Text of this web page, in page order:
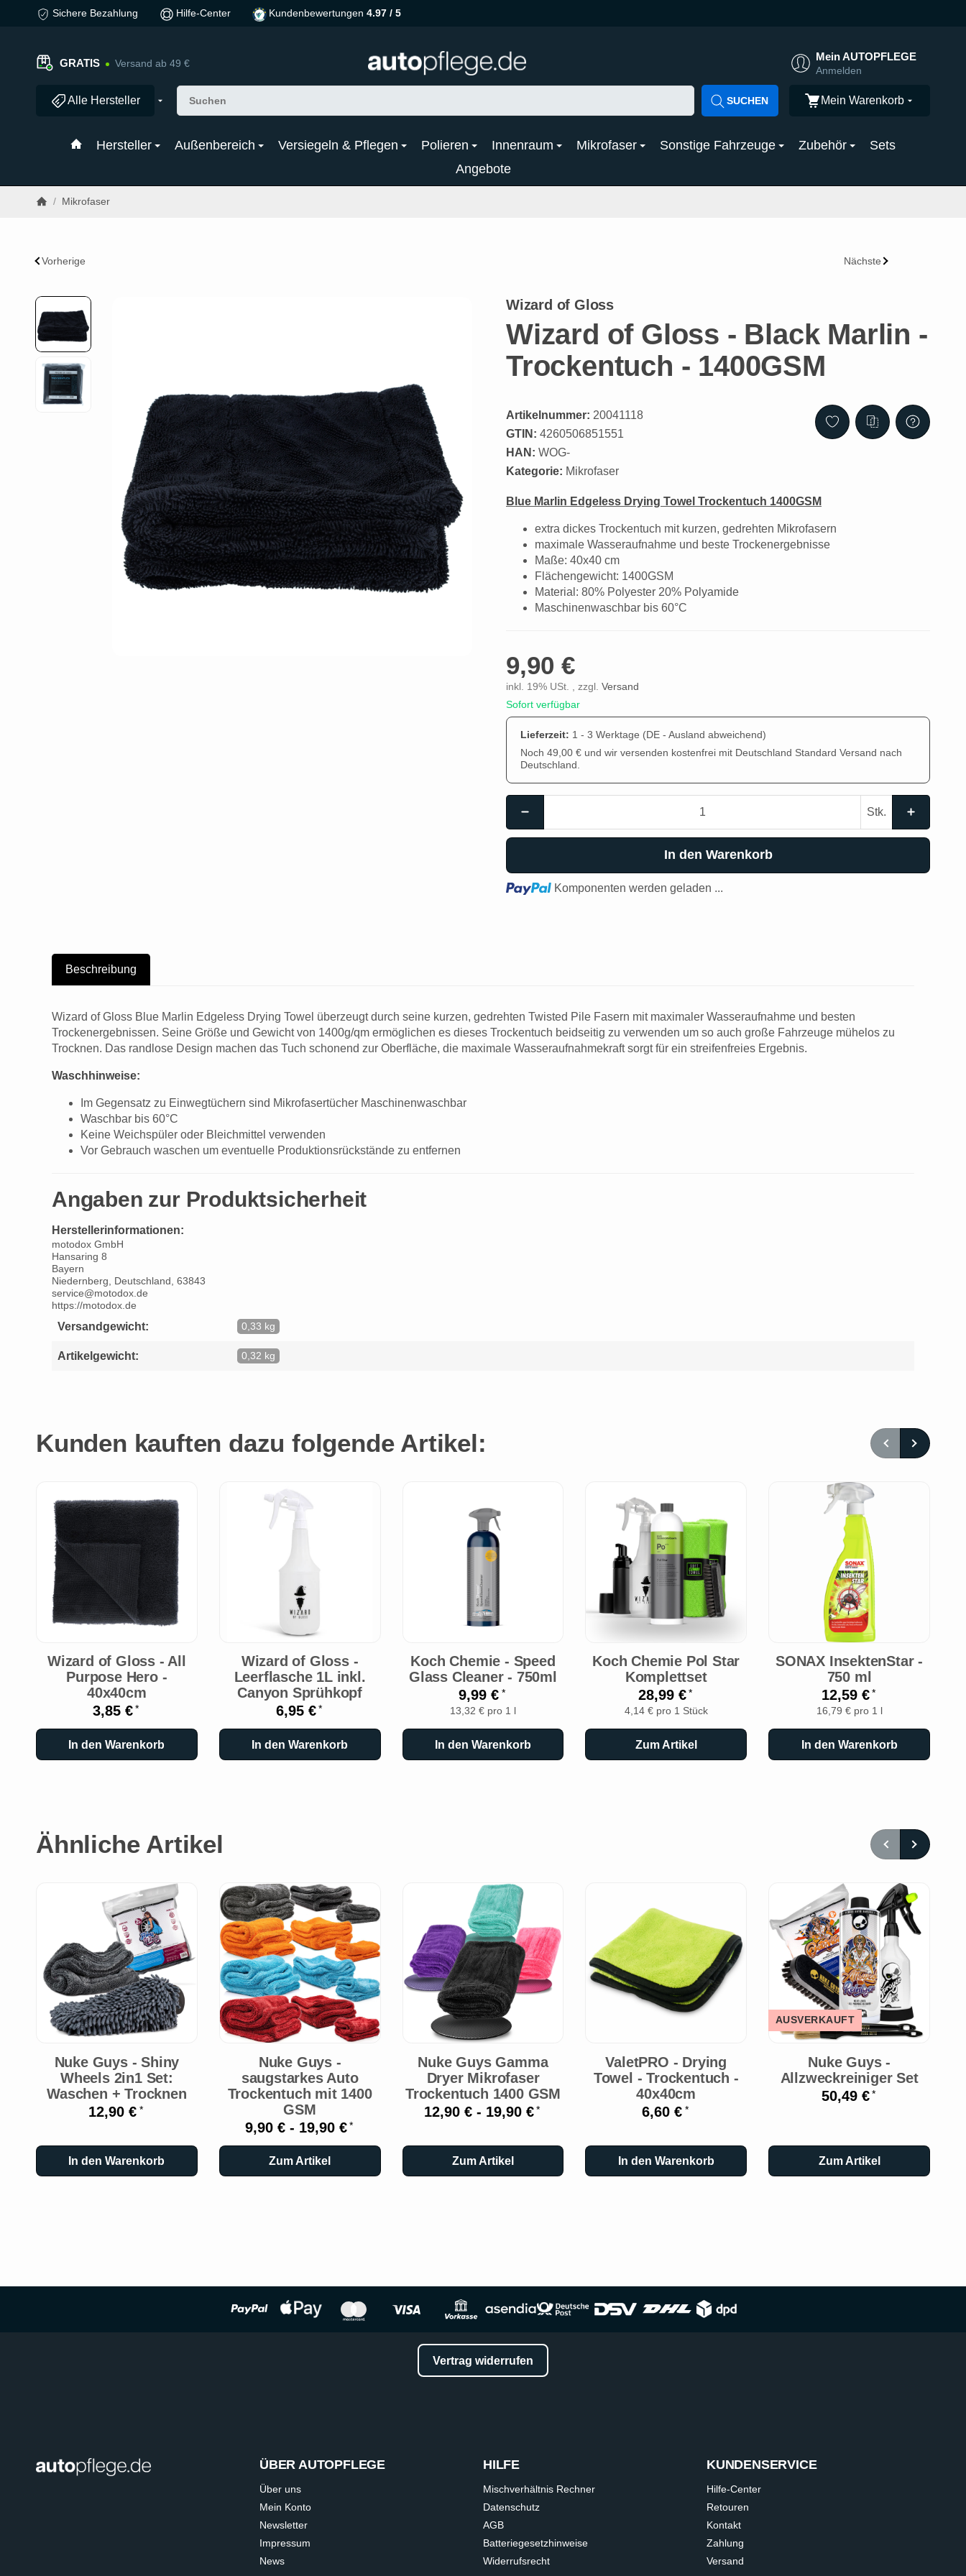
Sichere Bezahlung Hilfe-Center Kundenbewertungen 4.97 / 5
GRATIS Versand ab 49 €
Mein AUTOPFLEGE
Anmelden
Alle Hersteller SUCHEN Mein Warenkorb
Hersteller Außenbereich Versiegeln & Pflegen Polieren Innenraum Mikrofaser Sonstige Fahrzeuge Zubehör
Sets
Angebote
/ Mikrofaser
Vorherige Nächste
Wizard of Gloss
Wizard of Gloss - Black Marlin -
Trockentuch - 1400GSM
Artikelnummer: 20041118
GTIN: 4260506851551
HAN: WOG-
Kategorie: Mikrofaser
Blue Marlin Edgeless Drying Towel Trockentuch 1400GSM
extra dickes Trockentuch mit kurzen, gedrehten Mikrofasern
maximale Wasseraufnahme und beste Trockenergebnisse
Maße: 40x40 cm
Flächengewicht: 1400GSM
Material: 80% Polyester 20% Polyamide
Maschinenwaschbar bis 60°C
9,90 €
inkl. 19% USt. , zzgl. Versand
Sofort verfügbar
Lieferzeit: 1 - 3 Werktage (DE - Ausland abweichend)
Noch 49,00 € und wir versenden kostenfrei mit Deutschland Standard Versand nach
Deutschland.
Stk.
In den Warenkorb
Loading...Komponenten werden geladen ...
Beschreibung
Wizard of Gloss Blue Marlin Edgeless Drying Towel überzeugt durch seine kurzen, gedrehten Twisted Pile Fasern mit maximaler Wasseraufnahme und besten
Trockenergebnissen. Seine Größe und Gewicht von 1400g/qm ermöglichen es dieses Trockentuch beidseitig zu verwenden um so auch große Fahrzeuge mühelos zu
Trocknen. Das randlose Design machen das Tuch schonend zur Oberfläche, die maximale Wasseraufnahmekraft sorgt für ein streifenfreies Ergebnis.
Waschhinweise:
Im Gegensatz zu Einwegtüchern sind Mikrofasertücher Maschinenwaschbar
Waschbar bis 60°C
Keine Weichspüler oder Bleichmittel verwenden
Vor Gebrauch waschen um eventuelle Produktionsrückstände zu entfernen
Angaben zur Produktsicherheit
Herstellerinformationen:
motodox GmbH
Hansaring 8
Bayern
Niedernberg, Deutschland, 63843
service@motodox.de
https://motodox.de
Versandgewicht: 0,33 kg
Artikelgewicht: 0,32 kg
Kunden kauften dazu folgende Artikel:
Wizard of Gloss - All
Purpose Hero -
40x40cm
3,85 €*
In den Warenkorb
Wizard of Gloss -
Leerflasche 1L inkl.
Canyon Sprühkopf
6,95 €*
In den Warenkorb
Koch Chemie - Speed
Glass Cleaner - 750ml
9,99 €*
13,32 € pro 1 l
In den Warenkorb
Koch Chemie Pol Star
Komplettset
28,99 €*
4,14 € pro 1 Stück
Zum Artikel
SONAX InsektenStar -
750 ml
12,59 €*
16,79 € pro 1 l
In den Warenkorb
Ähnliche Artikel
Nuke Guys - Shiny
Wheels 2in1 Set:
Waschen + Trocknen
12,90 €*
In den Warenkorb
Nuke Guys -
saugstarkes Auto
Trockentuch mit 1400
GSM
9,90 € - 19,90 €*
Zum Artikel
Nuke Guys Gamma
Dryer Mikrofaser
Trockentuch 1400 GSM
12,90 € - 19,90 €*
Zum Artikel
ValetPRO - Drying
Towel - Trockentuch -
40x40cm
6,60 €*
In den Warenkorb
AUSVERKAUFT
Nuke Guys -
Allzweckreiniger Set
50,49 €*
Zum Artikel
Vertrag widerrufen
ÜBER AUTOPFLEGE
Über uns
Mein Konto
Newsletter
Impressum
News
HILFE
Mischverhältnis Rechner
Datenschutz
AGB
Batteriegesetzhinweise
Widerrufsrecht
KUNDENSERVICE
Hilfe-Center
Retouren
Kontakt
Zahlung
Versand